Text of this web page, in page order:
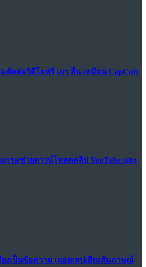
ตัดต่อวิดีโอฟรี เบา ลื่น เหมือน CapCut)
แกรมช่วยดาวน์โหลดคลิป YouTube และ
งเป็นข้อความ (ถอดเทปเสียงสัมภาษณ์